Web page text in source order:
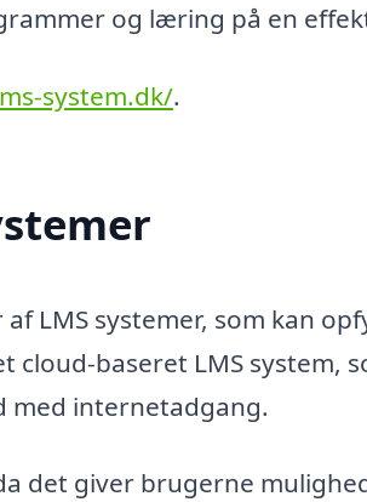
og læring på en
system.dk/.
LMS systemer, som kan
cloud-baseret LMS system,
med internetadgang.
det giver brugerne